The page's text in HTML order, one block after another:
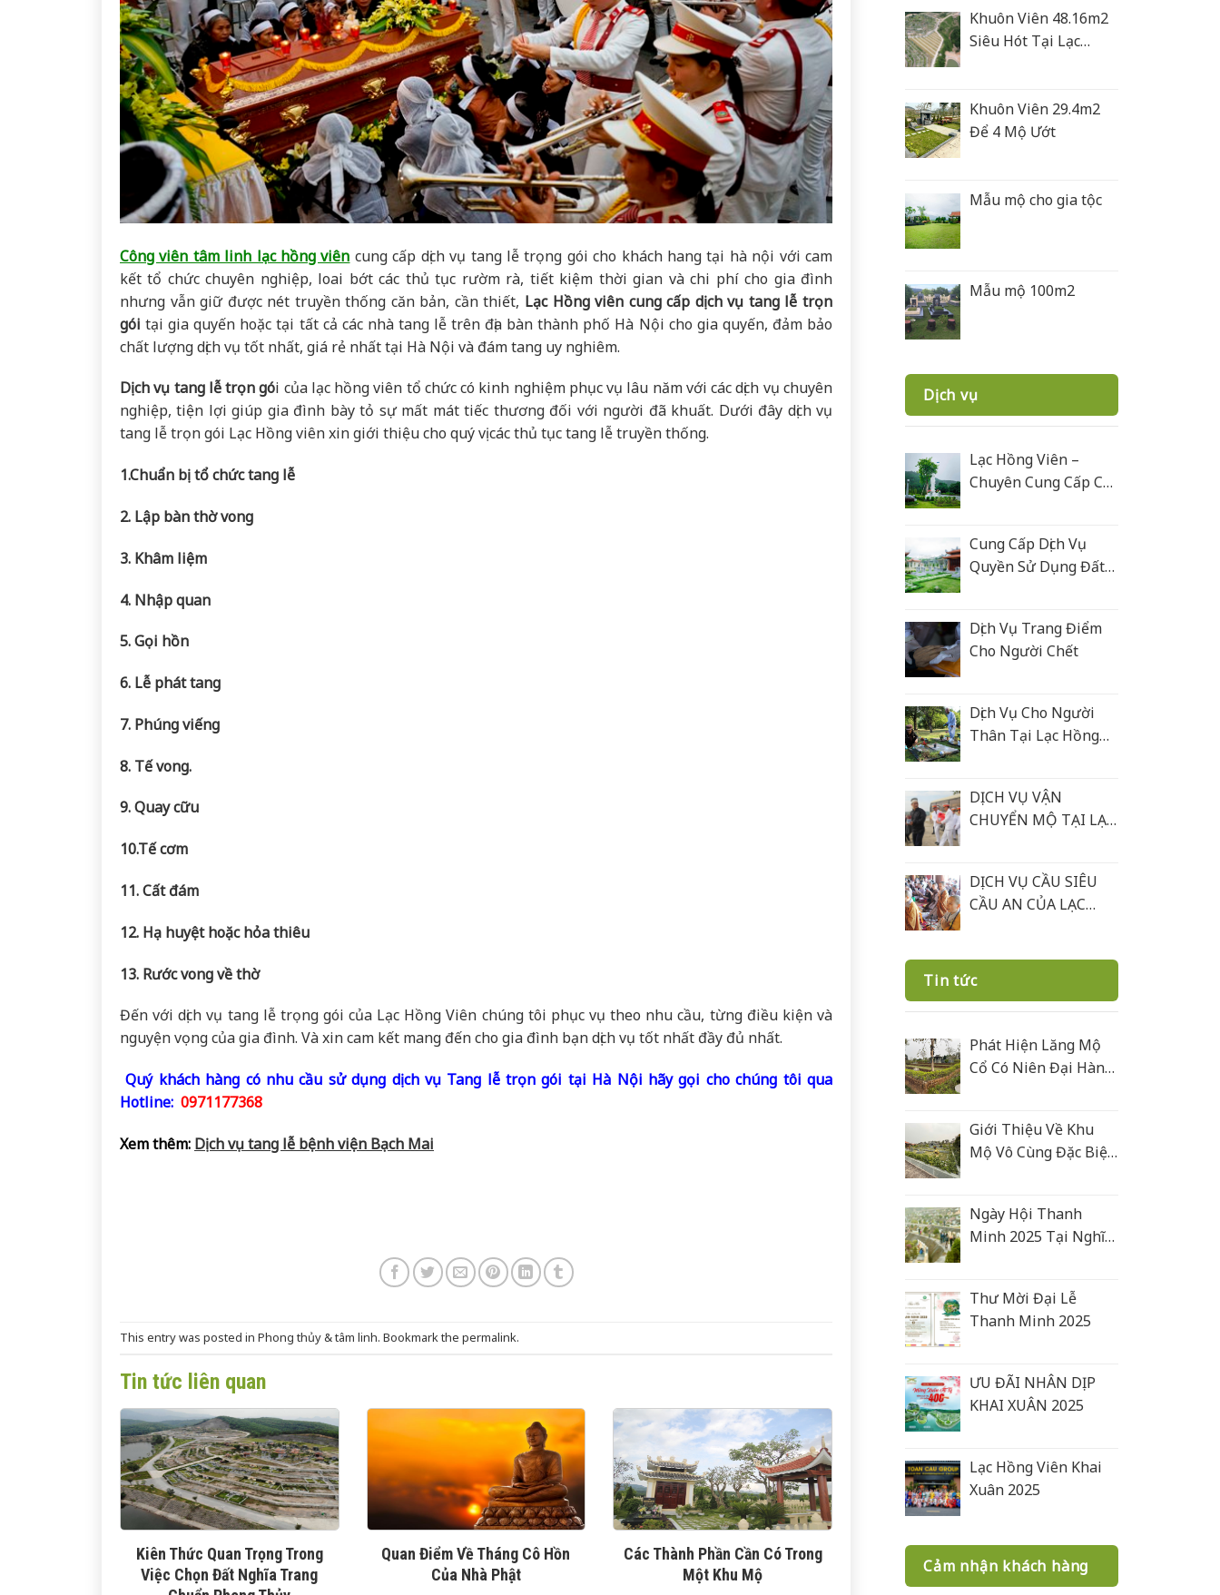
Công viên tâm linh lạc hồng viên cung cấp dịch vụ tang lễ trọng gói cho khách hang tại hà nội với cam
kết tổ chức chuyên nghiệp, loai bớt các thủ tục rườm rà, tiết kiệm thời gian và chi phí cho gia đình
nhưng vẫn giữ được nét truyền thống căn bản, cần thiết, Lạc Hồng viên cung cấp dịch vụ tang lễ trọn
gói tại gia quyến hoặc tại tất cả các nhà tang lễ trên địa bàn thành phố Hà Nội cho gia quyến, đảm bảo
chất lượng dịch vụ tốt nhất, giá rẻ nhất tại Hà Nội và đám tang uy nghiêm.
Dịch vụ tang lễ trọn gói của lạc hồng viên tổ chức có kinh nghiệm phục vụ lâu năm với các dịch vụ chuyên
nghiệp, tiện lợi giúp gia đình bày tỏ sự mất mát tiếc thương đối với người đã khuất. Dưới đây dịch vụ
tang lễ trọn gói Lạc Hồng viên xin giới thiệu cho quý vị các thủ tục tang lễ truyền thống.
1.Chuẩn bị tổ chức tang lễ
2. Lập bàn thờ vong
3. Khâm liệm
4. Nhập quan
5. Gọi hồn
6. Lễ phát tang
7. Phúng viếng
8. Tế vong.
9. Quay cữu
10.Tế cơm
11. Cất đám
12. Hạ huyệt hoặc hỏa thiêu
13. Rước vong về thờ
Đến với dịch vụ tang lễ trọng gói của Lạc Hồng Viên chúng tôi phục vụ theo nhu cầu, từng điều kiện và
nguyện vọng của gia đình. Và xin cam kết mang đến cho gia đình bạn dịch vụ tốt nhất đầy đủ nhất.
Quý khách hàng có nhu cầu sử dụng dịch vụ Tang lễ trọn gói tại Hà Nội hãy gọi cho chúng tôi qua
Hotline: 0971177368
Xem thêm: Dịch vụ tang lễ bệnh viện Bạch Mai
This entry was posted in Phong thủy & tâm linh. Bookmark the permalink.
Tin tức liên quan
Kiên Thức Quan Trọng Trong
Việc Chọn Đất Nghĩa Trang
Quan Điểm Về Tháng Cô Hồn
Của Nhà Phật
Các Thành Phần Cần Có Trong
Một Khu Mộ
Khuôn Viên 48.16m2
Siêu Hót Tại Lạc
Khuôn Viên 29.4m2
Để 4 Mộ Ướt
Mẫu mộ cho gia tộc
Mẫu mộ 100m2
Dịch vụ
Lạc Hồng Viên –
Chuyên Cung Cấp Các
Cung Cấp Dịch Vụ
Quyền Sử Dụng Đất
Dịch Vụ Trang Điểm
Cho Người Chết
Dịch Vụ Cho Người
Thân Tại Lạc Hồng
DỊCH VỤ VẬN
CHUYỂN MỘ TẠI LẠC
DỊCH VỤ CẦU SIÊU
CẦU AN CỦA LẠC
Tin tức
Phát Hiện Lăng Mộ
Cổ Có Niên Đại Hàng
Giới Thiệu Về Khu
Mộ Vô Cùng Đặc Biệt
Xanh Rêu Thanh Hoá
Ngày Hội Thanh
Minh 2025 Tại Nghĩa
Thư Mời Đại Lễ
Thanh Minh 2025
ƯU ĐÃI NHÂN DỊP
KHAI XUÂN 2025
Lạc Hồng Viên Khai
Xuân 2025
Cảm nhận khách hàng